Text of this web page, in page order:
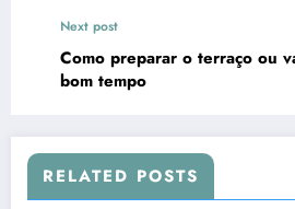
Next post
Como preparar o terraço ou
bom tempo
RELATED POSTS